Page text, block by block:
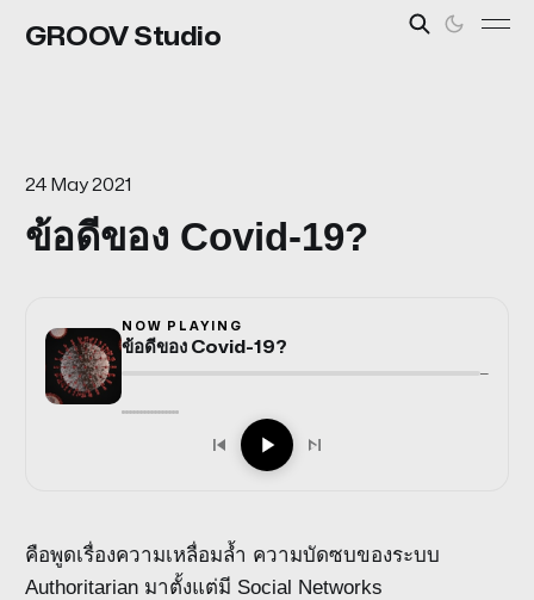
GROOV Studio
24 May 2021
ข้อดีของ Covid-19?
NOW PLAYING
ข้อดีของ Covid-19?
—
คือพูดเรื่องความเหลื่อมล้ำ ความบัดซบของระบบ
Authoritarian มาตั้งแต่มี Social Networks